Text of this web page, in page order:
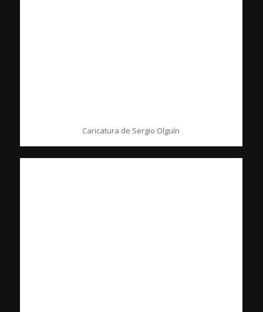
Caricatura de Sergio Olguín